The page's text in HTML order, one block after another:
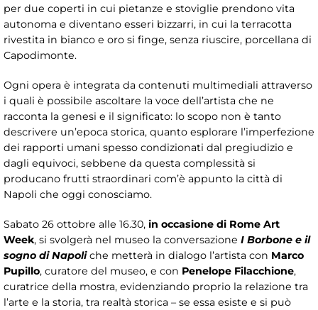
per due coperti in cui pietanze e stoviglie prendono vita
autonoma e diventano esseri bizzarri, in cui la terracotta
rivestita in bianco e oro si finge, senza riuscire, porcellana di
Capodimonte.
Ogni opera è integrata da contenuti multimediali attraverso
i quali è possibile ascoltare la voce dell’artista che ne
racconta la genesi e il significato: lo scopo non è tanto
descrivere un’epoca storica, quanto esplorare l’imperfezione
dei rapporti umani spesso condizionati dal pregiudizio e
dagli equivoci, sebbene da questa complessità si
producano frutti straordinari com’è appunto la città di
Napoli che oggi conosciamo.
Sabato 26 ottobre alle 16.30, in occasione di Rome Art
Week, si svolgerà nel museo la conversazione I Borbone e il
sogno di Napoli che metterà in dialogo l’artista con Marco
Pupillo, curatore del museo, e con Penelope Filacchione,
curatrice della mostra, evidenziando proprio la relazione tra
l’arte e la storia, tra realtà storica – se essa esiste e si può